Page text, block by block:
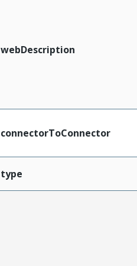
webDescription
connectorToConnector
type